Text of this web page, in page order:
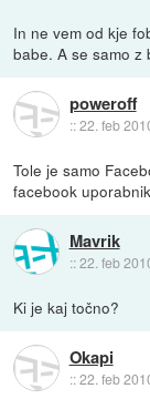
In ne vem od kje
babe. A se samo z
poweroff
::22. feb
Tole je samo
facebook
Mavrik
::22. feb
Ki je kaj točno?
Okapi
::22. feb